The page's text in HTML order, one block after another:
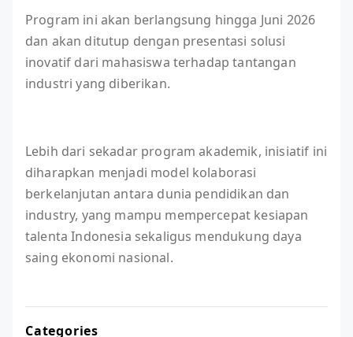
Program ini akan berlangsung hingga Juni 2026
dan akan ditutup dengan presentasi solusi
inovatif dari mahasiswa terhadap tantangan
industri yang diberikan.
Lebih dari sekadar program akademik, inisiatif ini
diharapkan menjadi model kolaborasi
berkelanjutan antara dunia pendidikan dan
industry, yang mampu mempercepat kesiapan
talenta Indonesia sekaligus mendukung daya
saing ekonomi nasional.
Categories